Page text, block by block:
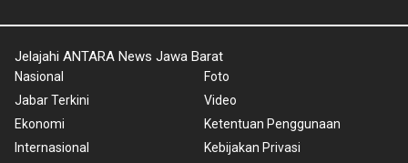
Jelajahi ANTARA News Jawa Barat
Nasional
Jabar Terkini
Ekonomi
Internasional
Foto
Video
Ketentuan Penggunaan
Kebijakan Privasi